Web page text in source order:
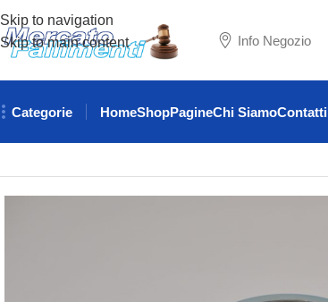
Skip to navigation
Skip to main content
Info Negozio
Categorie HomeShopPagineChi SiamoContatti